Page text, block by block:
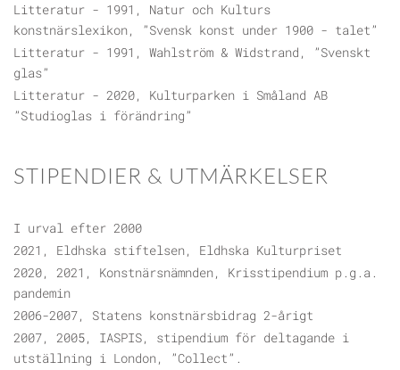
Litteratur - 1991, Natur och Kulturs
konstnärslexikon, ”Svensk konst under 1900 - talet”
Litteratur - 1991, Wahlström & Widstrand, ”Svenskt
glas”
Litteratur - 2020, Kulturparken i Småland AB
”Studioglas i förändring”
STIPENDIER & UTMÄRKELSER
I urval efter 2000
2021, Eldhska stiftelsen, Eldhska Kulturpriset
2020, 2021, Konstnärsnämnden, Krisstipendium p.g.a.
pandemin
2006-2007, Statens konstnärsbidrag 2-årigt
2007, 2005, IASPIS, stipendium för deltagande i
utställning i London, ”Collect”.